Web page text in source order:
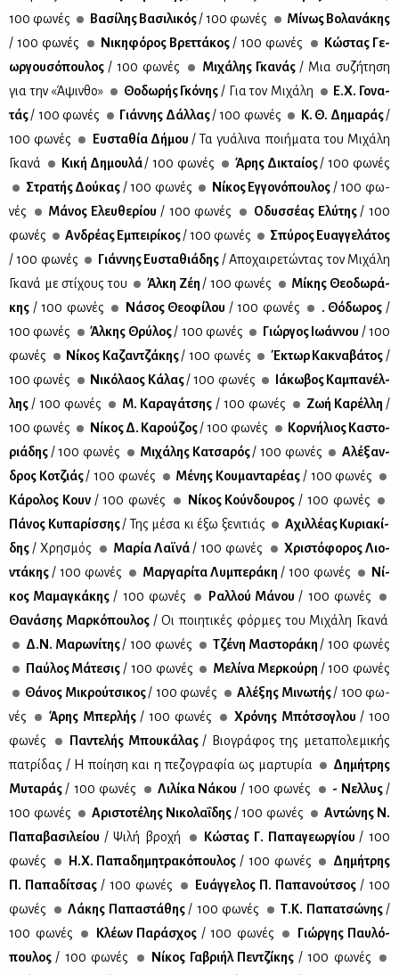
100 φω­νές
Βα­σί­λης Βα­σι­λι­κός/ 100 φω­νές
Μί­νως Βο­λα­νά­κης
/ 100 φω­νές
Νι­κη­φό­ρος Βρετ­τά­κος / 100 φω­νές
Κώ­στας Γε­
ωρ­γου­σό­που­λος / 100 φω­νές Μι­χά­λης Γκα­νάς / Μια συ­ζή­τη­ση
για την «Άψιν­θο»
Θο­δω­ρής Γκό­νης / Για τον Μι­χά­λη
Ε.Χ. Γο­να­
τάς/ 100 φω­νές Γιάν­νης Δάλ­λας/ 100 φω­νές Κ. Θ. Δη­μα­ράς/
100 φω­νές
Ευ­στα­θία Δή­μου / Τα γυά­λι­να ποι­ή­μα­τα του Μι­χά­λη
Γκα­νά
Κι­κή Δη­μου­λά/ 100 φω­νές Άρης Δι­κταί­ος/ 100 φω­νές
Στρα­τής Δού­κας / 100 φω­νές Νί­κος Εγ­γο­νό­που­λος / 100 φω­
νές
Μά­νος Ελευ­θε­ρί­ου / 100 φω­νές Οδυσ­σέ­ας Ελύ­της / 100
φω­νές
Αν­δρέ­ας Εμπει­ρί­κος/ 100 φω­νές
Σπύ­ρος Ευαγ­γε­λά­τος
/ 100 φω­νές
Γιάν­νης Ευ­στα­θιά­δης / Απο­χαι­ρε­τώ­ντας τον Μι­χά­λη
Γκα­νά με στί­χους του
Άλ­κη Ζέη / 100 φω­νές
Μί­κης Θε­ο­δω­ρά­
κης / 100 φω­νές Νά­σος Θε­ο­φί­λου / 100 φω­νές . Θό­δω­ρος /
100 φω­νές
Άλ­κης Θρύ­λος/ 100 φω­νές Γιώρ­γος Ιω­άν­νου / 100
φω­νές
Νί­κος Κα­ζαν­τζά­κης/ 100 φω­νές Έκτωρ Κα­κνα­βά­τος /
100 φω­νές
Νι­κό­λα­ος Κά­λας/ 100 φω­νές
Ιά­κω­βος Κα­μπα­νέλ­
λης / 100 φω­νές Μ. Κα­ρα­γά­τσης / 100 φω­νές Ζωή Κα­ρέλ­λη /
100 φω­νές
Νί­κος Δ. Κα­ρού­ζος/ 100 φω­νές
Κορ­νή­λιος Κα­στο­
ριά­δης / 100 φω­νές Μι­χά­λης Κα­τσα­ρός/ 100 φω­νές
Αλέ­ξαν­
δρος Κο­τζιάς/ 100 φω­νές Μέ­νης Κου­μα­ντα­ρέ­ας / 100 φω­νές
Κά­ρο­λος Κουν / 100 φω­νές Νί­κος Κούν­δου­ρος / 100 φω­νές
Πά­νος Κυ­πα­ρίσ­σης/ Της μέ­σα κι έξω ξε­νι­τιάς
Αχιλ­λέ­ας Κυ­ρια­κί­
δης / Χρη­σμός Μα­ρία Λαϊ­νά / 100 φω­νές
Χρι­στό­φο­ρος Λιο­
ντά­κης / 100 φω­νές Μαρ­γα­ρί­τα Λυ­μπε­ρά­κη / 100 φω­νές
Νί­
κος Μα­μα­γκά­κης / 100 φω­νές Ραλ­λού Μά­νου / 100 φω­νές
Θα­νά­σης Μαρ­κό­που­λος / Οι ποι­η­τι­κές φόρ­μες του Μι­χά­λη Γκα­νά
Δ.Ν. Μα­ρω­νί­της/ 100 φω­νές Τζέ­νη Μα­στο­ρά­κη / 100 φω­νές
Παύ­λος Μά­τε­σις / 100 φω­νές Με­λί­να Μερ­κού­ρη / 100 φω­νές
Θά­νος Μι­κρού­τσι­κος/ 100 φω­νές Αλέ­ξης Μι­νω­τής/ 100 φω­
νές
Άρης Μπερ­λής / 100 φω­νές Χρό­νης Μπό­τσο­γλου / 100
φω­νές
Πα­ντε­λής Μπου­κά­λας / Βιο­γρά­φος της με­τα­πο­λε­μι­κής
πα­τρί­δας / Η ποί­η­ση και η πε­ζο­γρα­φία ως μαρ­τυ­ρία
Δη­μή­τρης
Μυ­τα­ράς / 100 φω­νές Λι­λί­κα Νά­κου / 100 φω­νές - Νελ­λυς /
100 φω­νές
Αρι­στο­τέ­λης Νι­κο­λα­ΐ­δης / 100 φω­νές
Αντώ­νης Ν.
Πα­πα­βα­σι­λεί­ου / Ψι­λή βρο­χή Κώ­στας Γ. Πα­πα­γε­ωρ­γί­ου / 100
φω­νές
Η.Χ. Πα­πα­δη­μη­τρα­κό­που­λος / 100 φω­νές
Δη­μή­τρης
Π. Πα­πα­δί­τσας / 100 φω­νές Ευάγ­γε­λος Π. Πα­πα­νού­τσος / 100
φω­νές
Λά­κης Πα­πα­στά­θης / 100 φω­νές Τ.Κ. Πα­πα­τσώ­νης /
100 φω­νές
Κλέ­ων Πα­ρά­σχος / 100 φω­νές
Γιώρ­γης Παυ­λό­
που­λος / 100 φω­νές Νί­κος Γα­βρι­ήλ Πεν­τζί­κης / 100 φω­νές